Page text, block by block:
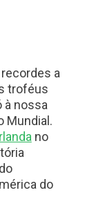
a
troféus
à nossa
Mundial.
no
do